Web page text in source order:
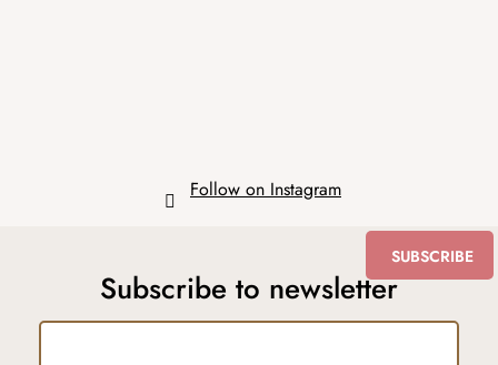
Follow on Instagram
Subscribe to newsletter
SUBSCRIBE